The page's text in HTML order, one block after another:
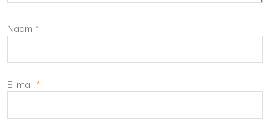
Naam *
E-mail *